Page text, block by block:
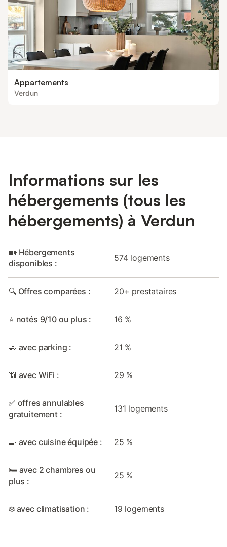
Appartements
Verdun
Informations sur les
hébergements (tous les
hébergements) à Verdun
🏡 Hébergements
disponibles :
574 logements
🔍 Offres comparées : 20+ prestataires
⭐ notés 9/10 ou plus : 16 %
🚗 avec parking : 21 %
📶 avec WiFi : 29 %
✅ offres annulables
gratuitement :
131 logements
🍳 avec cuisine équipée : 25 %
🛏️ avec 2 chambres ou
plus :
25 %
❄️ avec climatisation : 19 logements